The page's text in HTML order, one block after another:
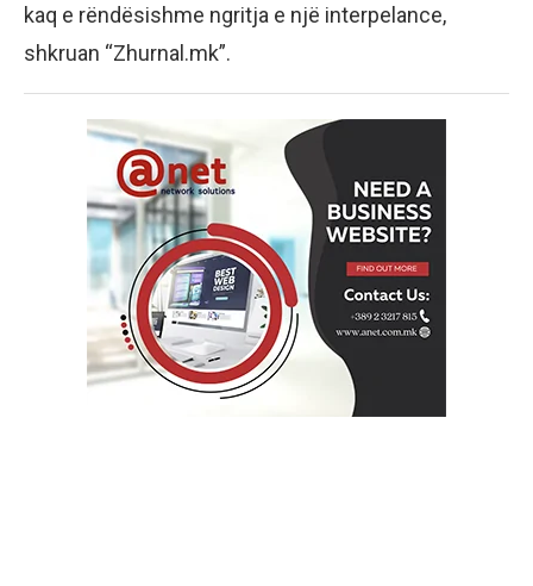
kaq e rëndësishme ngritja e një interpelance,
shkruan “Zhurnal.mk”.